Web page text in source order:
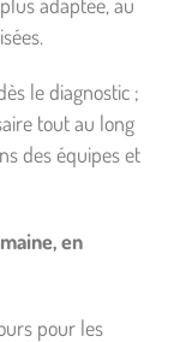
le diagnostic ;
tout au long
des équipes et
en
pour les